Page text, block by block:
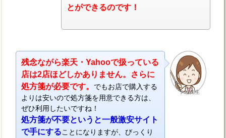
とができるのです！
ナビ先生
残念ながら楽天・Yahooで扱っている
店は2店ほどしかありません。さらに
処方箋が必要です。 でもお店で購入する
よりは安いので処方箋を用意できる方は、
ぜひ利用したいですね！
処方箋が不要というと一般激安サイト
で手にすることになりますが、びっくり